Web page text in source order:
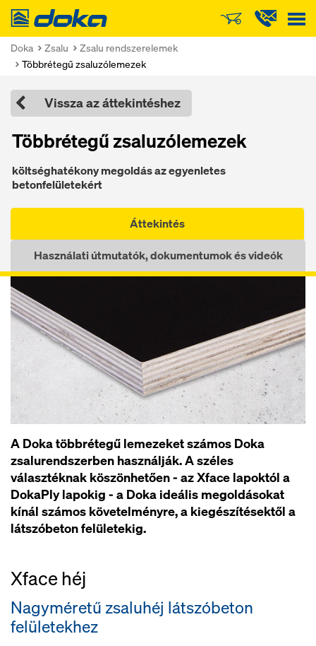
Doka
Doka Zsalu
Zsalu rendszerelemek
Többrétegű zsaluzólemezek
Vissza az áttekintéshez
Többrétegű zsaluzólemezek
költséghatékony megoldás az egyenletes
betonfelületekért
Áttekintés
Használati útmutatók, dokumentumok és videók
A Doka többrétegű lemezeket számos Doka
zsalurendszerben használják. A széles
választéknak köszönhetően - az Xface lapoktól a
DokaPly lapokig - a Doka ideális megoldásokat
kínál számos követelményre, a kiegészítésektől a
látszóbeton felületekig.
Xface héj
Nagyméretű zsaluhéj látszóbeton
felületekhez